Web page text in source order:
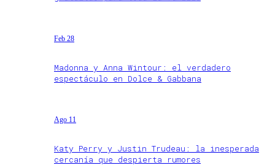
Feb 28
Madonna y Anna Wintour: el verdadero
espectáculo en Dolce & Gabbana
Ago 11
Katy Perry y Justin Trudeau: la inesperada
cercanía que despierta rumores